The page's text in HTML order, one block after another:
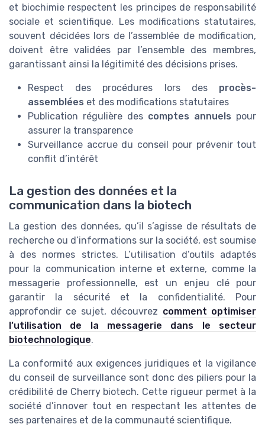
et biochimie respectent les principes de responsabilité
sociale et scientifique. Les modifications statutaires,
souvent décidées lors de l’assemblée de modification,
doivent être validées par l’ensemble des membres,
garantissant ainsi la légitimité des décisions prises.
Respect des procédures lors des procès-
assemblées et des modifications statutaires
Publication régulière des comptes annuels pour
assurer la transparence
Surveillance accrue du conseil pour prévenir tout
conflit d’intérêt
La gestion des données et la
communication dans la biotech
La gestion des données, qu’il s’agisse de résultats de
recherche ou d’informations sur la société, est soumise
à des normes strictes. L’utilisation d’outils adaptés
pour la communication interne et externe, comme la
messagerie professionnelle, est un enjeu clé pour
garantir la sécurité et la confidentialité. Pour
approfondir ce sujet, découvrez comment optimiser
l’utilisation de la messagerie dans le secteur
biotechnologique.
La conformité aux exigences juridiques et la vigilance
du conseil de surveillance sont donc des piliers pour la
crédibilité de Cherry biotech. Cette rigueur permet à la
société d’innover tout en respectant les attentes de
ses partenaires et de la communauté scientifique.